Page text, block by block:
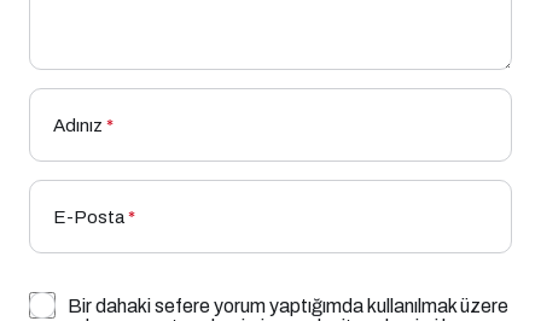
Adınız *
E-Posta*
Bir dahaki sefere yorum yaptığımda kullanılmak üzere